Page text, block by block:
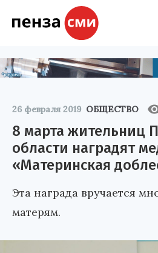
26 февраля 2019 ОБЩЕСТВО
8 марта жительниц
области наградят
«Материнская
Эта награда вручается
матерям.